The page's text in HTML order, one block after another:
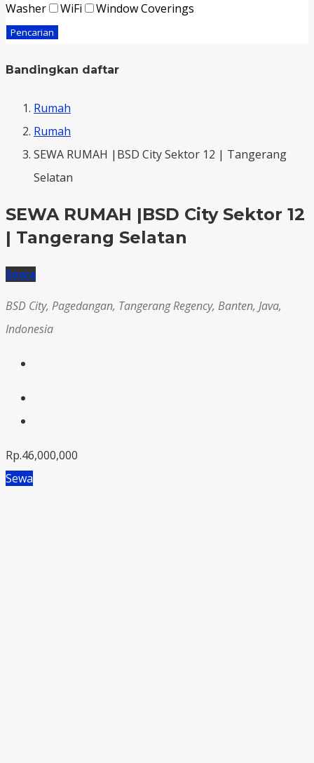
Washer
WiFi Window Coverings
Pencarian
Bandingkan daftar
Rumah
Rumah
SEWA RUMAH |BSD City Sektor 12 | Tangerang
Selatan
SEWA RUMAH |BSD City Sektor 12
| Tangerang Selatan
Sewa
BSD City, Pagedangan, Tangerang Regency, Banten, Java,
Indonesia
Rp.46,000,000
Sewa